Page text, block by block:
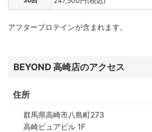
アフタープロテインが含まれます。
BEYOND 高崎店のアクセス
住所
群馬県高崎市八島町273
高崎ピュアビル 1F